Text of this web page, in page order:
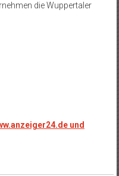
die Wuppertaler
und